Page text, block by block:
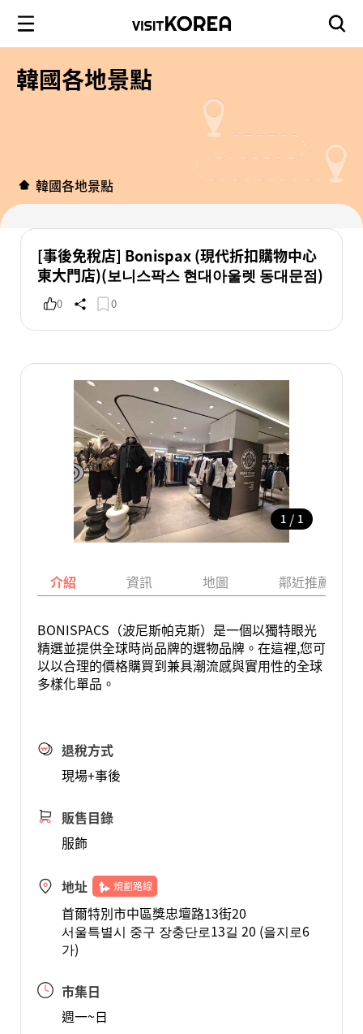
韓國各地景點
韓國各地景點
[事後免稅店] Bonispax (現代折扣購物中心
東大門店)(보니스팍스 현대아울렛 동대문점)
0 0
1 / 1
介紹 資訊 地圖 鄰近推薦景點
BONISPACS（波尼斯帕克斯）是一個以獨特眼光
精選並提供全球時尚品牌的選物品牌。在這裡,您可
以以合理的價格購買到兼具潮流感與實用性的全球
多樣化單品。
退稅方式
現場+事後
販售目錄
服飾
地址 規劃路線
首爾特別市中區獎忠壇路13街20
서울특별시 중구 장충단로13길 20 (을지로6
가)
市集日
週一~日